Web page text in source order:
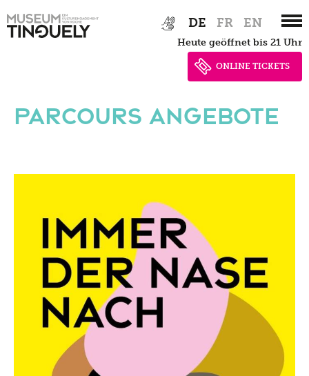
Hauptnavigation
to
DE FR EN
heute geöffnet bis 21 Uhr
ONLINE TICKETS
Parcours Angebote